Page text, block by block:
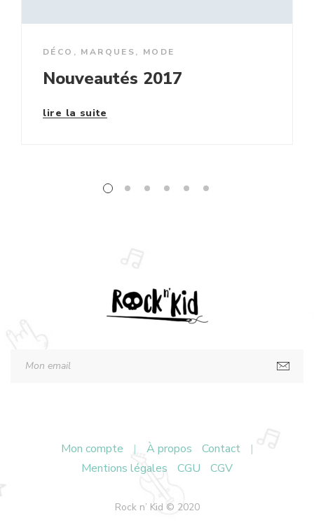
DÉCO , MARQUES, MODE
Nouveautés 2017
lire la suite
Mon compte | À propos Contact
|
Mentions légales
CGU CGV
Rock n’ Kid © 2020